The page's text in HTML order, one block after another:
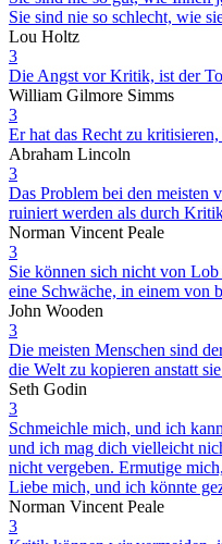
Sie sind nie so schlecht, wie
Lou Holtz
3
Die Angst vor Kritik, ist der
William Gilmore Simms
3
Er hat das Recht zu
Abraham Lincoln
3
Das Problem bei den meisten
ruiniert werden als durch
Norman Vincent Peale
3
Sie können sich nicht von
eine Schwäche, in einem von
John Wooden
3
Die meisten Menschen sind
die Welt zu kopieren anstatt
Seth Godin
3
Schmeichle mich, und ich
und ich mag dich vielleicht
nicht vergeben. Ermutige
Liebe mich, und ich könnte
Norman Vincent Peale
3